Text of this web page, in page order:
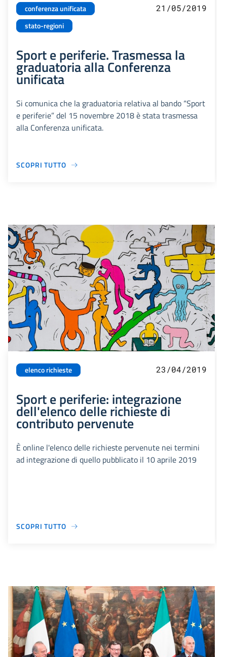
conferenza unificata
stato-regioni
21/05/2019
Sport e periferie. Trasmessa la
graduatoria alla Conferenza
unificata
Si comunica che la graduatoria relativa al bando “Sport
e periferie” del 15 novembre 2018 è stata trasmessa
alla Conferenza unificata.
SCOPRI TUTTO
elenco richieste 23/04/2019
Sport e periferie: integrazione
dell'elenco delle richieste di
contributo pervenute
È online l'elenco delle richieste pervenute nei termini
ad integrazione di quello pubblicato il 10 aprile 2019
SCOPRI TUTTO